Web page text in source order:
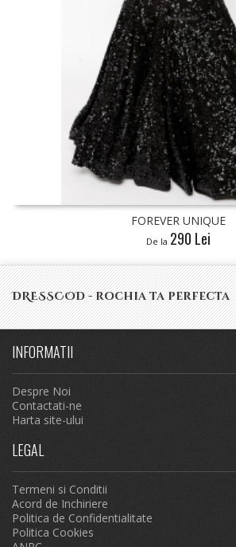
DRESSCOD - rochia ta perfecta
INFORMATII
Despre Noi
Contactati-ne
Harta site-ului
LEGAL
Termeni si Conditii
Acord de Inchiriere
Politica de Confidentialitate
Politica Cookies